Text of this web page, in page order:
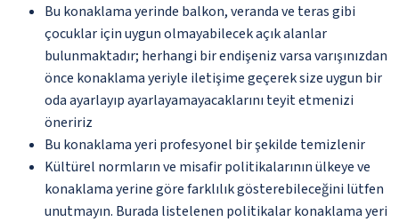
Bu konaklama yerinde balkon, veranda ve teras gibi
çocuklar için uygun olmayabilecek açık alanlar
bulunmaktadır; herhangi bir endişeniz varsa varışınızdan
önce konaklama yeriyle iletişime geçerek size uygun bir
oda ayarlayıp ayarlayamayacaklarını teyit etmenizi
öneririz
Bu konaklama yeri profesyonel bir şekilde temizlenir
Kültürel normların ve misafir politikalarının ülkeye ve
konaklama yerine göre farklılık gösterebileceğini lütfen
unutmayın. Burada listelenen politikalar konaklama yeri